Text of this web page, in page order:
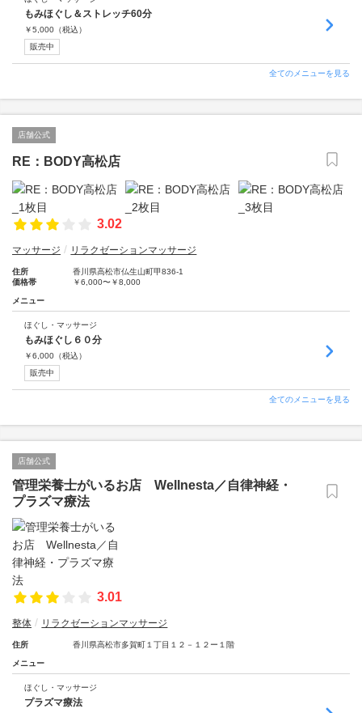
もみほぐし＆ストレッチ60分
￥5,000 （税込）
販売中
全てのメニューを見る
店舗公式
RE：BODY高松店
3.02
マッサージ リラクゼーションマッサージ
住所
香川県高松市仏生山町甲836-1
価格帯
￥6,000〜￥8,000
メニュー
ほぐし・マッサージ
もみほぐし６０分
￥6,000 （税込）
販売中
全てのメニューを見る
店舗公式
管理栄養士がいるお店 Wellnesta／自律神経・
プラズマ療法
3.01
整体 リラクゼーションマッサージ
住所 香川県高松市多賀町１丁目１２－１２ー１階
メニュー
ほぐし・マッサージ
プラズマ療法